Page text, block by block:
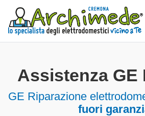
Assistenza GE
GE Riparazione
fuori